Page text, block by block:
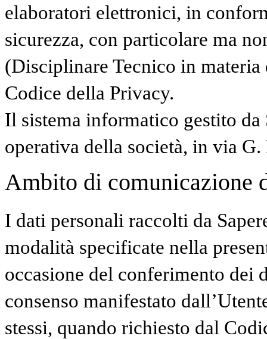
elaboratori elettronici, in
sicurezza, con particolare ma
(Disciplinare Tecnico in
Codice della Privacy.
Il sistema informatico gestito da
operativa della società, in via
Ambito di comunicazione
I dati personali raccolti da
modalità specificate nella
occasione del conferimento dei
consenso manifestato
stessi, quando richiesto dal